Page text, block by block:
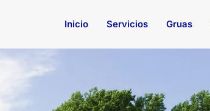
Inicio Servicios Gruas